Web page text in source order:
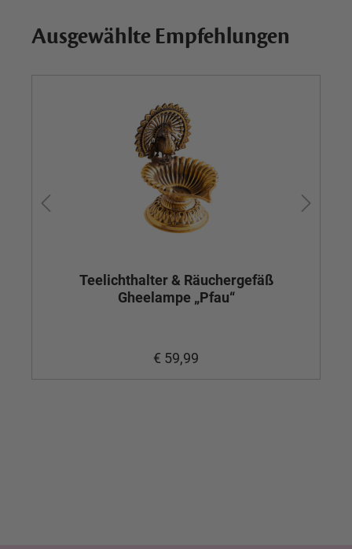
Ausgewählte Empfehlungen
Teelichthalter & Räuchergefäß
Gheelampe „Pfau“
€ 59,99